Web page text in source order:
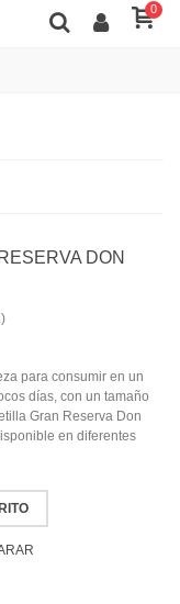
0
DON
para consumir en un
días, con un tamaño
Gran Reserva Don
en diferentes